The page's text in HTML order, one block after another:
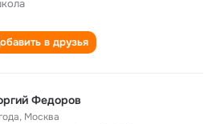
в друзья
Федоров
, Москва